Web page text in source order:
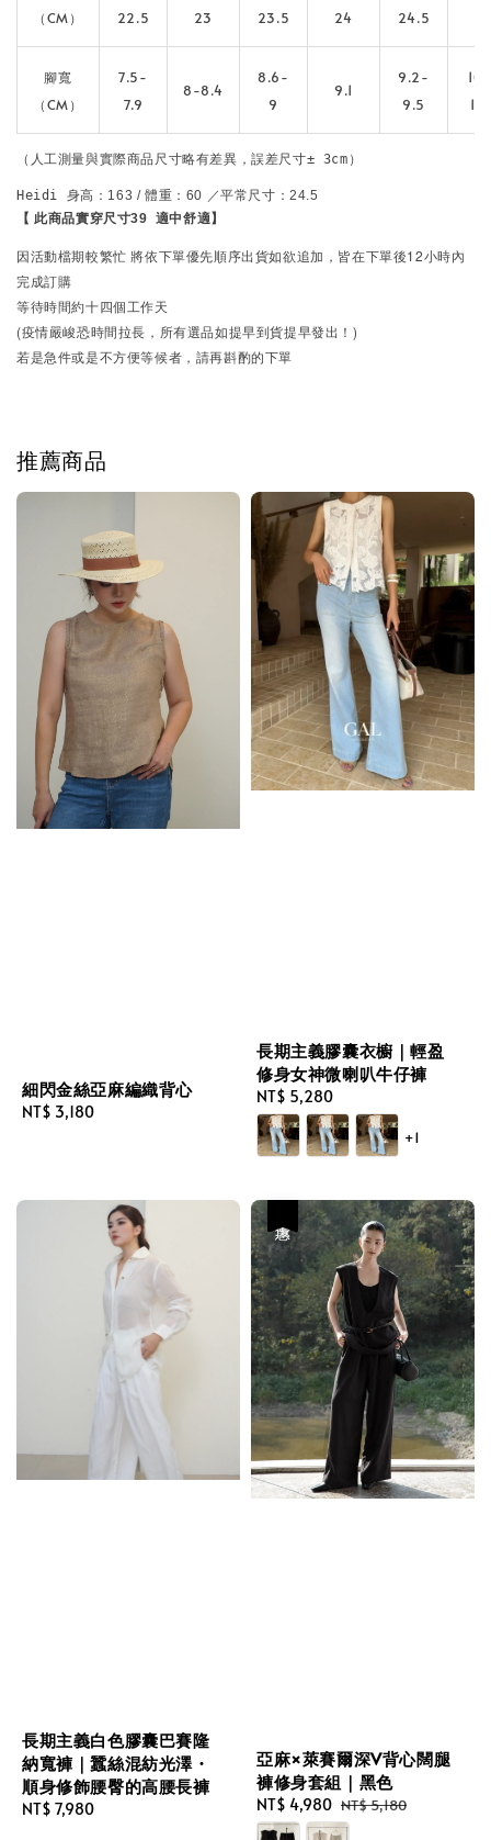
（CM） 22.5 23 23.5 24 24.5
腳寬
（CM）
7.5-
7.9
8-8.4
8.6-
9
9.1
9.2-
9.5
（人工測量與實際商品尺寸略有差異，誤差尺寸± 3cm）
Heidi
【 此商品實穿尺寸39 適中舒適】
因活動檔期較繁忙將依下單優先順序出貨如欲追加，皆在下單後12小時內
完成訂購
等待時間約十四個工作天
(疫情嚴峻恐時間拉長，所有選品如提早到貨提早發出！)
若是急件或是不方便等候者，請再斟酌的下單
推薦商品
細閃金絲亞麻編織背心
Regular
NT$ 3,180
長期主義膠囊衣櫥｜輕盈
修身女神微喇叭牛仔褲
Regular
price
NT$ 5,280
+1
長期主義白色膠囊巴賽隆
納寬褲｜蠶絲混紡光澤・
順身修飾腰臀的高腰長褲
Regular
NT$ 7,980
亞麻×萊賽爾深V背心闊腿
褲修身套組｜黑色
Sale
price
NT$ 4,980 Regular
price
NT$ 5,180